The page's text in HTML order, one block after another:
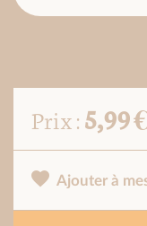
Prix :5,99
Ajouter à